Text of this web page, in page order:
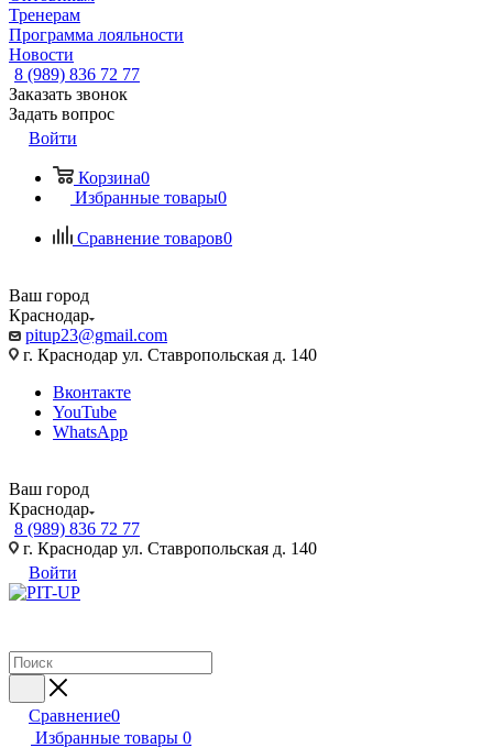
Тренерам
Программа лояльности
Новости
8 (989) 836 72 77
Заказать звонок
Задать вопрос
Войти
Корзина0
Избранные товары0
Сравнение товаров0
Ваш город
Краснодар
pitup23@gmail.com
г. Краснодар ул. Ставропольская д. 140
Вконтакте
YouTube
WhatsApp
Ваш город
Краснодар
8 (989) 836 72 77
г. Краснодар ул. Ставропольская д. 140
Войти
Сравнение0
Избранные товары 0